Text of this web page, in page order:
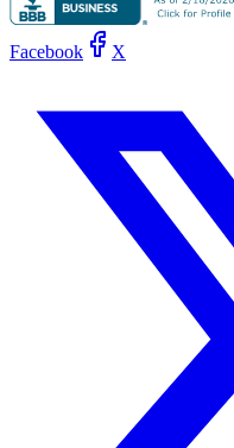
Facebook X